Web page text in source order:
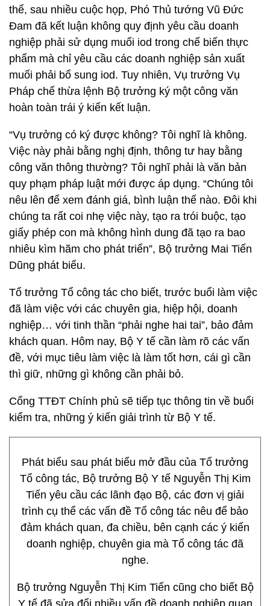
thể, sau nhiều cuộc họp, Phó Thủ tướng Vũ Đức
Đam đã kết luận không quy định yêu cầu doanh
nghiệp phải sử dụng muối iod trong chế biến thực
phẩm mà chỉ yêu cầu các doanh nghiệp sản xuất
muối phải bổ sung iod. Tuy nhiên, Vụ trưởng Vụ
Pháp chế thừa lệnh Bộ trưởng ký một công văn
hoàn toàn trái ý kiến kết luận.
“Vụ trưởng có ký được không? Tôi nghĩ là không.
Việc này phải bằng nghị định, thông tư hay bằng
công văn thông thường? Tôi nghĩ phải là văn bản
quy phạm pháp luật mới được áp dụng. “Chúng tôi
nêu lên để xem đánh giá, bình luận thế nào. Đôi khi
chúng ta rất coi nhẹ việc này, tạo ra trói buộc, tạo
giấy phép con mà không hình dung đã tạo ra bao
nhiêu kìm hãm cho phát triển”, Bộ trưởng Mai Tiến
Dũng phát biểu.
Tổ trưởng Tổ công tác cho biết, trước buổi làm việc
đã làm việc với các chuyên gia, hiệp hội, doanh
nghiệp… với tinh thần “phải nghe hai tai”, bảo đảm
khách quan. Hôm nay, Bộ Y tế cần làm rõ các vấn
đề, với mục tiêu làm việc là làm tốt hơn, cái gì cần
thì giữ, những gì không cần phải bỏ.
Cổng TTĐT Chính phủ sẽ tiếp tục thông tin về buổi
kiểm tra, những ý kiến giải trình từ Bộ Y tế.
Phát biểu sau phát biểu mở đầu của Tổ trưởng
Tổ công tác, Bộ trưởng Bộ Y tế Nguyễn Thị Kim
Tiến yêu cầu các lãnh đạo Bộ, các đơn vị giải
trình cụ thể các vấn đề Tổ công tác nêu để bảo
đảm khách quan, đa chiều, bên cạnh các ý kiến
doanh nghiệp, chuyên gia mà Tổ công tác đã
nghe.
Bộ trưởng Nguyễn Thị Kim Tiến cũng cho biết Bộ
Y tế đã sửa đổi nhiều vấn đề doanh nghiệp quan